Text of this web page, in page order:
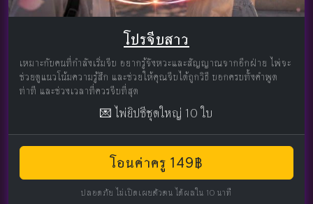
โปรจีบสาว
เหมาะกับคนที่กำลังเริ่มจีบ อยากรู้จังหวะและสัญญาณจากอีกฝ่าย ไพ่จะ
ช่วยดูแนวโน้มความรู้สึก และช่วยให้คุณจีบได้ถูกวิธี บอกครบทั้งคำพูด
ท่าที และช่วงเวลาที่ควรจีบที่สุด
💌 ไพ่ยิปซีชุดใหญ่ 10 ใบ
โอนค่าครู 149฿
ปลอดภัย ไม่เปิดเผยตัวตน ได้ผลใน 10 นาที